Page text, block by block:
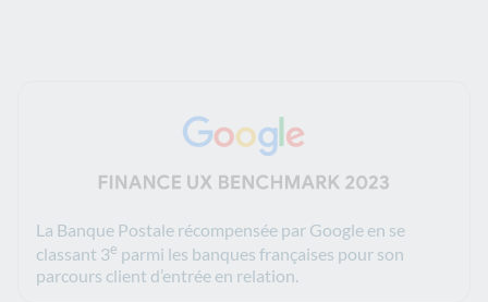
La Banque Postale récompensée par Google en se
classant 3e parmi les banques françaises pour son
parcours client d’entrée en relation.